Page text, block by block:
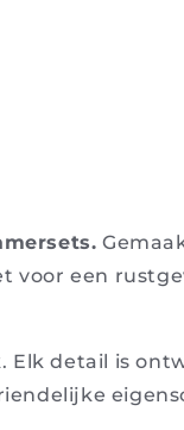
een
detail is